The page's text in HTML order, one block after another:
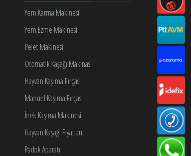
Yem Karma Makinesi
Yem Ezme Makinesi
Pelet Makinesi
Otomatik Kaşağı Makinası
Hayvan Kaşıma Fırçası
Manuel Kaşıma Fırçası
İnek Kaşıma Makinesi
Hayvan Kaşağı Fiyatları
Padok Aparatı